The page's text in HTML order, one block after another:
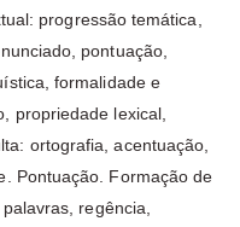
progressão temática,
pontuação,
formalidade e
propriedade lexical,
ortografia, acentuação,
Pontuação. Formação de
regência,